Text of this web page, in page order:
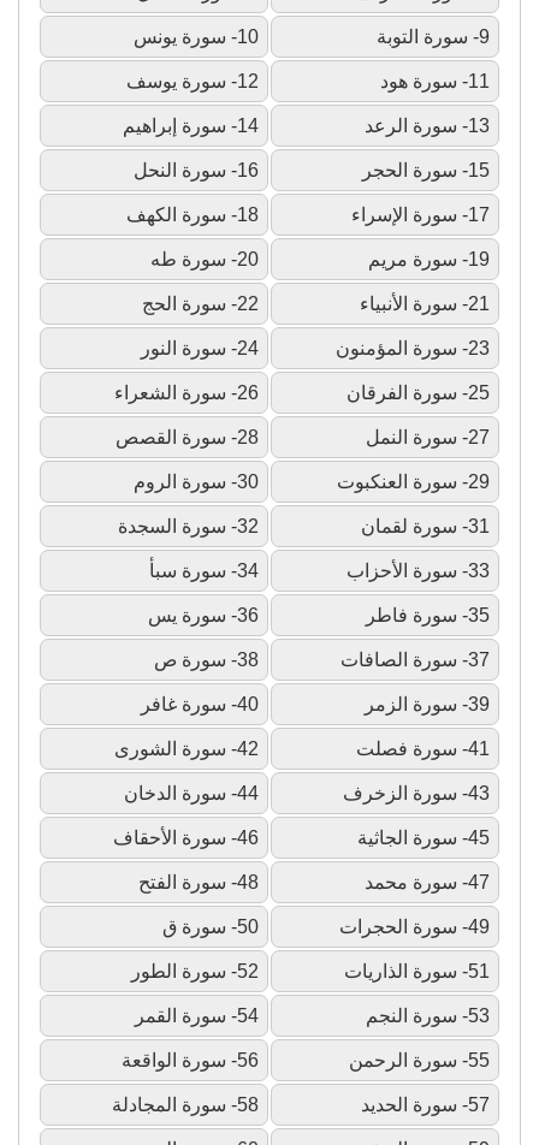
9- سورة التوبة 10- سورة يونس
11- سورة هود 12- سورة يوسف
13- سورة الرعد 14- سورة إبراهيم
15- سورة الحجر 16- سورة النحل
17- سورة الإسراء 18- سورة الكهف
19- سورة مريم 20- سورة طه
21- سورة الأنبياء 22- سورة الحج
23- سورة المؤمنون 24- سورة النور
25- سورة الفرقان 26- سورة الشعراء
27- سورة النمل 28- سورة القصص
29- سورة العنكبوت 30- سورة الروم
31- سورة لقمان 32- سورة السجدة
33- سورة الأحزاب 34- سورة سبأ
35- سورة فاطر 36- سورة يس
37- سورة الصافات 38- سورة ص
39- سورة الزمر 40- سورة غافر
41- سورة فصلت 42- سورة الشورى
43- سورة الزخرف 44- سورة الدخان
45- سورة الجاثية 46- سورة الأحقاف
47- سورة محمد 48- سورة الفتح
49- سورة الحجرات 50- سورة ق
51- سورة الذاريات 52- سورة الطور
53- سورة النجم 54- سورة القمر
55- سورة الرحمن 56- سورة الواقعة
57- سورة الحديد 58- سورة المجادلة